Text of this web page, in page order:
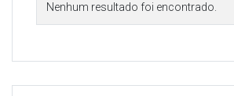
Nenhum resultado foi encontrado.